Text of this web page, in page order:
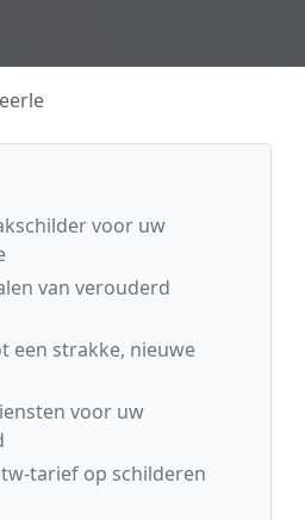
voor uw
van verouderd
een strakke, nieuwe
voor uw
tarief op schilderen